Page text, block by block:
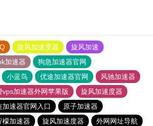
旋风加速度器
旋风加速
加速器
狗急加速器官网
小蓝鸟 优途加速器官网
风驰加速器
vps加速器外网苹果版
旋风加速度器
加速器官网入口
原子加速器
檬加速器 旋风加速度器
外网网址导航